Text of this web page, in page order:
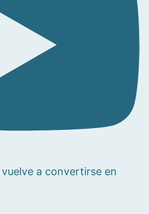
a convertirse en